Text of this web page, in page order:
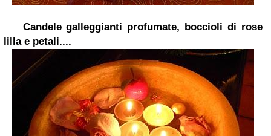
Candele galleggianti profumate, boccioli di rose
lilla e petali....